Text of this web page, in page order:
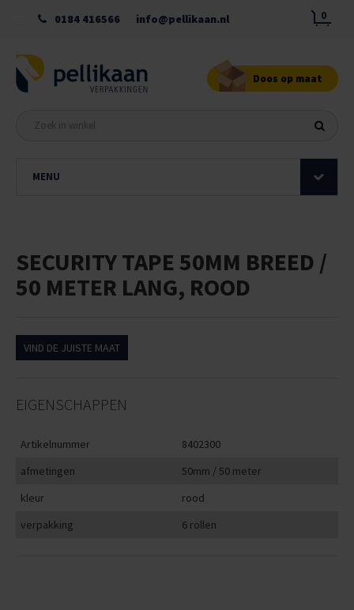
0184 416566 info@pellikaan.nl 0
Doos op maat
MENU
SECURITY TAPE 50MM BREED /
50 METER LANG, ROOD
VIND DE JUISTE MAAT
EIGENSCHAPPEN
Artikelnummer
8402300
afmetingen
50mm / 50 meter
kleur
rood
verpakking
6 rollen